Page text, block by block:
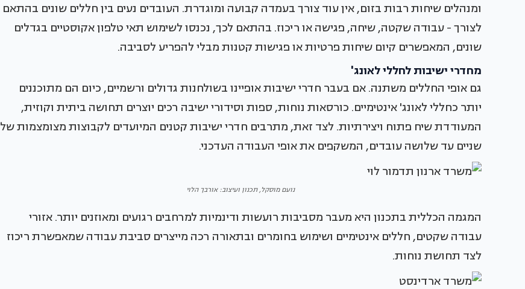
ומנהלים שיחות רבות בזום, אין עוד צורך בעמדה קבועה ומוגדרת. העובדים נעים בין חללים שונים בהתאם
לצורך - עבודה שקטה, שיחה, פגישה או ריכוז. בהתאם לכך, נכנסו לשימוש תאי טלפון אקוסטיים בגדלים
שונים, המאפשרים קיום שיחות פרטיות או פגישות קטנות מבלי להפריע לסביבה.
מחדרי ישיבות לחללי לאונג'
גם אופי החללים משתנה. אם בעבר חדרי ישיבות אופיינו בשולחנות גדולים ורשמיים, כיום הם מתוכננים
יותר כחללי לאונג' אינטימיים. כורסאות נוחות, ספות וסידורי ישיבה רכים יוצרים תחושה ביתית וקוזית,
המעודדת שיח פתוח ויצירתיות. לצד זאת, מתרבים חדרי ישיבות קטנים המיועדים לקבוצות מצומצמות של
שניים עד שלושה עובדים, המשקפים את אופי העבודה העדכני.
נועם מוסקל, תכנון ועיצוב: אורבך הלוי
המגמה הכללית בתכנון היא מעבר מסביבות רועשות ודינמיות למרחבים רגועים ומאוזנים יותר. אזורי
עבודה שקטים, חללים אינטימיים ושימוש בחומרים ובתאורה רכה מייצרים סביבת עבודה שמאפשרת ריכוז
לצד תחושת נוחות.